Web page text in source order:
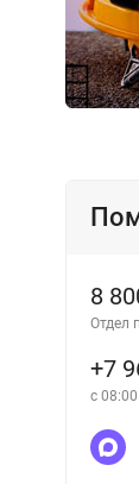
8
Отдел
+7
с